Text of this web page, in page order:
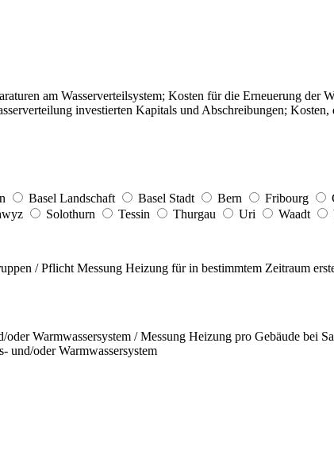
am Wasserverteilsystem; Kosten für die Erneuerung der
investierten Kapitals und Abschreibungen;
Basel Landschaft Basel Stadt Bern Fribourg
Solothurn Tessin Thurgau Uri Waadt
/ Pflicht Messung Heizung für in bestimmtem Zeitraum
Warmwassersystem / Messung Heizung pro Gebäude bei
und/oder Warmwassersystem